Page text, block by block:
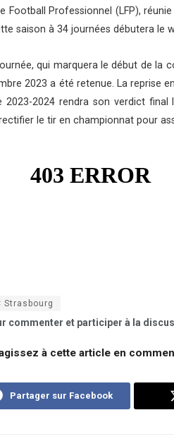
Football Professionnel (LFP),
saison à 34 journées débutera le
qui marquera le début de la
2023 a été retenue. La reprise
2023-2024 rendra son verdict
le tir en championnat pour
Strasbourg
commenter et participer à la
à cette article en
Partager sur Facebook